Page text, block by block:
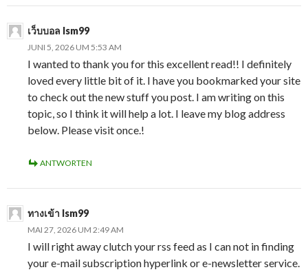
เว็บบอล lsm99
JUNI 5, 2026 UM 5:53 AM
I wanted to thank you for this excellent read!! I definitely
loved every little bit of it. I have you bookmarked your site
to check out the new stuff you post. I am writing on this
topic, so I think it will help a lot. I leave my blog address
below. Please visit once.!
ANTWORTEN
ทางเข้า lsm99
MAI 27, 2026 UM 2:49 AM
I will right away clutch your rss feed as I can not in finding
your e-mail subscription hyperlink or e-newsletter service.